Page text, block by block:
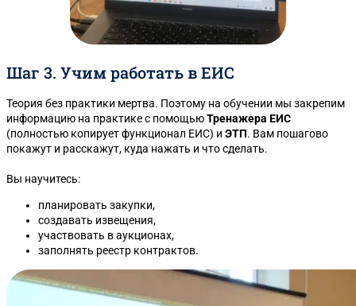
Шаг 3. Учим работать в ЕИС
Теория без практики мертва. Поэтому на обучении мы закрепим
информацию на практике с помощьюТренажера ЕИС
(полностью копирует функционал ЕИС) и ЭТП. Вам пошагово
покажут и расскажут, куда нажать и что сделать.
Вы научитесь:
планировать закупки,
создавать извещения,
участвовать в аукционах,
заполнять реестр контрактов.